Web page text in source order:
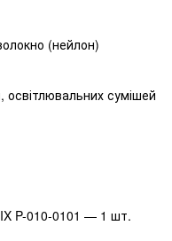
(нейлон)
сумішей
P-010-0101 — 1 шт.